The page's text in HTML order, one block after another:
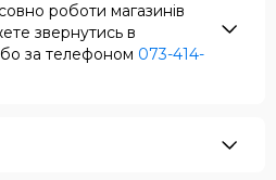
роботи магазинів
звернутись в
за телефоном 073-414-